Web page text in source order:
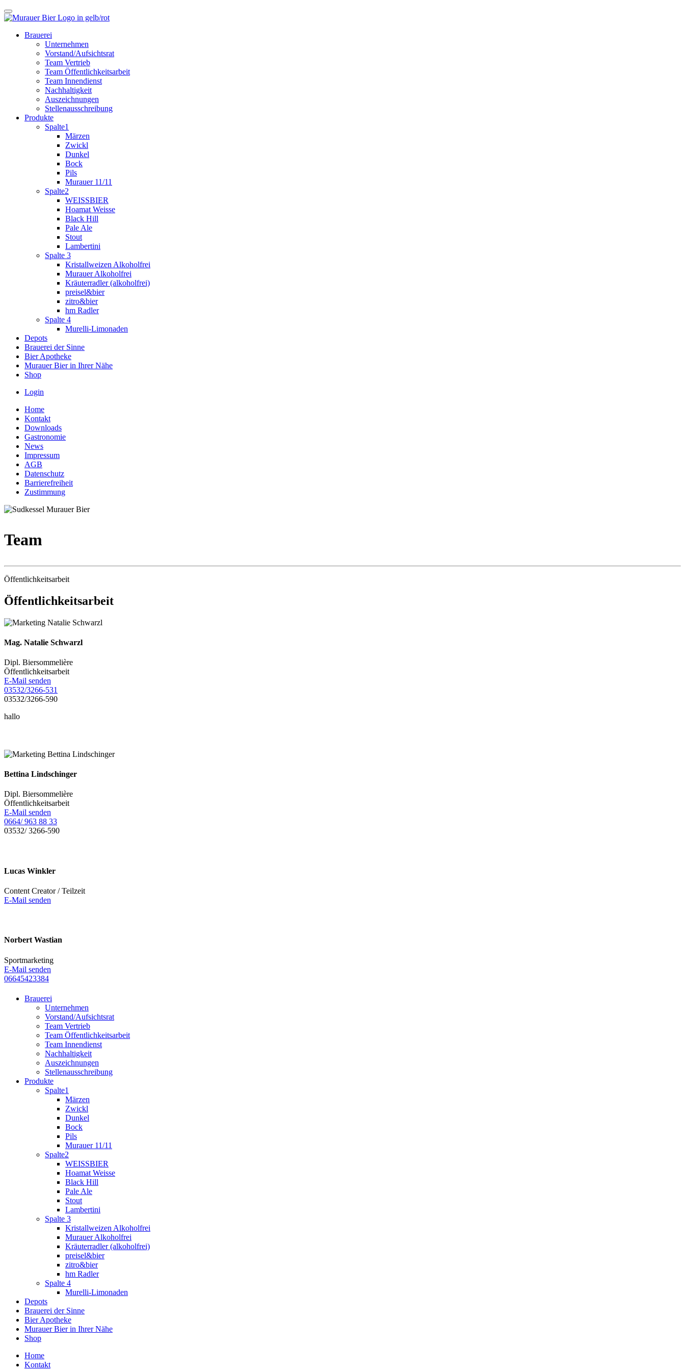
Brauerei
Unternehmen
Vorstand/Aufsichtsrat
Team Vertrieb
Team Öffentlichkeitsarbeit
Team Innendienst
Nachhaltigkeit
Auszeichnungen
Stellenausschreibung
Produkte
Spalte1
Märzen
Zwickl
Dunkel
Bock
Pils
Murauer 11/11
Spalte2
WEISSBIER
Hoamat Weisse
Black Hill
Pale Ale
Stout
Lambertini
Spalte 3
Kristallweizen Alkoholfrei
Murauer Alkoholfrei
Kräuterradler (alkoholfrei)
preisel&bier
zitro&bier
hm Radler
Spalte 4
Murelli-Limonaden
Depots
Brauerei der Sinne
Bier Apotheke
Murauer Bier in Ihrer Nähe
Shop
Login
Home
Kontakt
Downloads
Gastronomie
News
Impressum
AGB
Datenschutz
Barrierefreiheit
Zustimmung
Team
Öffentlichkeitsarbeit
Öffentlichkeitsarbeit
Mag. Natalie Schwarzl
Dipl. Biersommelière
Öffentlichkeitsarbeit
E-Mail senden
03532/3266-531
03532/3266-590
hallo
Bettina Lindschinger
Dipl. Biersommelière
Öffentlichkeitsarbeit
E-Mail senden
0664/ 963 88 33
03532/ 3266-590
Lucas Winkler
Content Creator / Teilzeit
E-Mail senden
Norbert Wastian
Sportmarketing
E-Mail senden
06645423384
Brauerei
Unternehmen
Vorstand/Aufsichtsrat
Team Vertrieb
Team Öffentlichkeitsarbeit
Team Innendienst
Nachhaltigkeit
Auszeichnungen
Stellenausschreibung
Produkte
Spalte1
Märzen
Zwickl
Dunkel
Bock
Pils
Murauer 11/11
Spalte2
WEISSBIER
Hoamat Weisse
Black Hill
Pale Ale
Stout
Lambertini
Spalte 3
Kristallweizen Alkoholfrei
Murauer Alkoholfrei
Kräuterradler (alkoholfrei)
preisel&bier
zitro&bier
hm Radler
Spalte 4
Murelli-Limonaden
Depots
Brauerei der Sinne
Bier Apotheke
Murauer Bier in Ihrer Nähe
Shop
Home
Kontakt